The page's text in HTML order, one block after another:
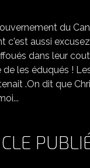
du
c'est aussi
dans leur
les éduqués !
.On dit que